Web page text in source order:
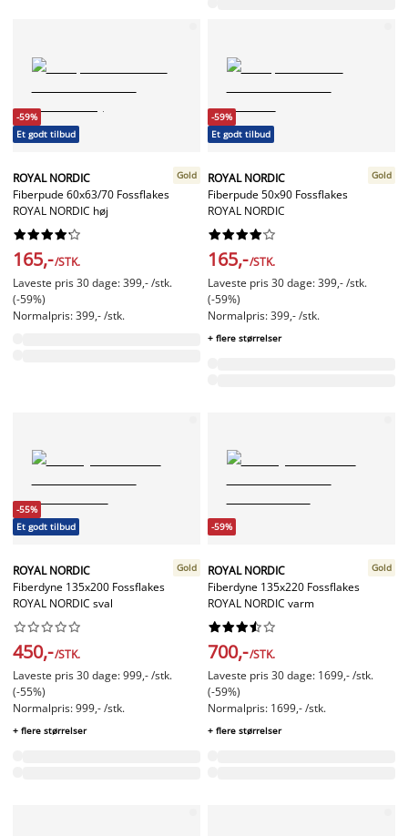
-59%
Et godt tilbud
ROYAL NORDIC
Fiberpude 60x63/70 Fossflakes
ROYAL NORDIC høj
Gold






165,-/STK.
Laveste pris 30 dage: 399,- /stk.
(-59%)
Normalpris: 399,- /stk.
-59%
Et godt tilbud
ROYAL NORDIC
Fiberpude 50x90 Fossflakes
ROYAL NORDIC
Gold






165,-/STK.
Laveste pris 30 dage: 399,- /stk.
(-59%)
Normalpris: 399,- /stk.
+ flere størrelser
-55%
Et godt tilbud
ROYAL NORDIC
Fiberdyne 135x200 Fossflakes
ROYAL NORDIC sval
Gold






450,-/STK.
Laveste pris 30 dage: 999,- /stk.
(-55%)
Normalpris: 999,- /stk.
+ flere størrelser
-59%
ROYAL NORDIC
Fiberdyne 135x220 Fossflakes
ROYAL NORDIC varm
Gold






700,-/STK.
Laveste pris 30 dage: 1699,- /stk.
(-59%)
Normalpris: 1699,- /stk.
+ flere størrelser